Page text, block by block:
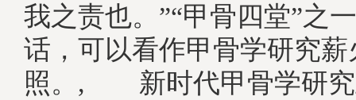
我之责也。”“甲骨四堂”之
话，可以看作甲骨学研究
照。, 新时代甲骨学研究